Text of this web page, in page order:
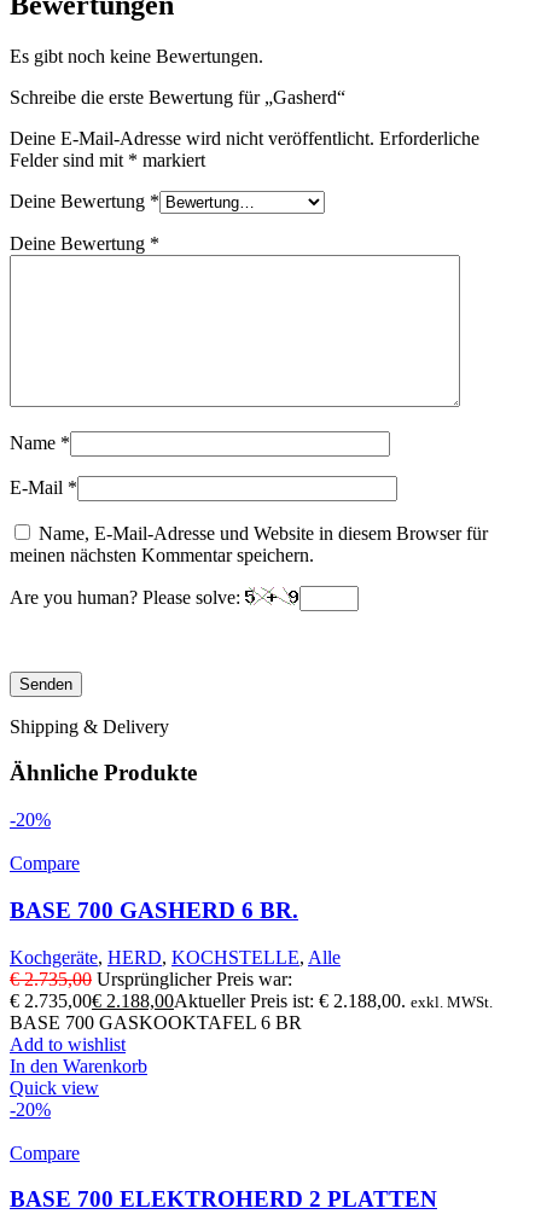
Es gibt noch keine Bewertungen.
Schreibe die erste Bewertung für „Gasherd“
Deine E-Mail-Adresse wird nicht veröffentlicht. Erforderliche
Felder sind mit * markiert
Deine Bewertung *
Deine Bewertung *
Name *
E-Mail *
Name, E-Mail-Adresse und Website in diesem Browser für
meinen nächsten Kommentar speichern.
Are you human? Please solve:
Shipping & Delivery
Ähnliche Produkte
-20%
Compare
BASE 700 GASHERD 6 BR.
Kochgeräte, HERD, KOCHSTELLE, Alle
€2.735,00 Ursprünglicher Preis war:
€ 2.735,00€ 2.188,00Aktueller Preis ist: € 2.188,00. exkl. MWSt.
BASE 700 GASKOOKTAFEL 6 BR
Add to wishlist
In den Warenkorb
Quick view
-20%
Compare
BASE 700 ELEKTROHERD 2 PLATTEN